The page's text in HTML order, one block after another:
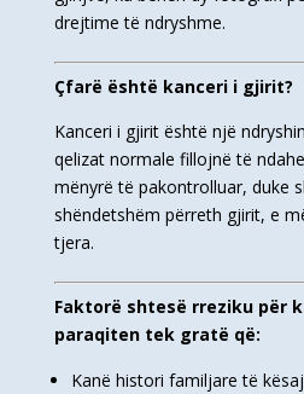
drejtime të ndryshme.
Çfarë është kanceri i gjirit?
Kanceri i gjirit është një
qelizat normale fillojnë të
mënyrë të pakontrolluar, duke
shëndetshëm përreth gjirit, e
tjera.
Faktorë shtesë rreziku për
paraqiten tek gratë që:
Kanë histori familjare të